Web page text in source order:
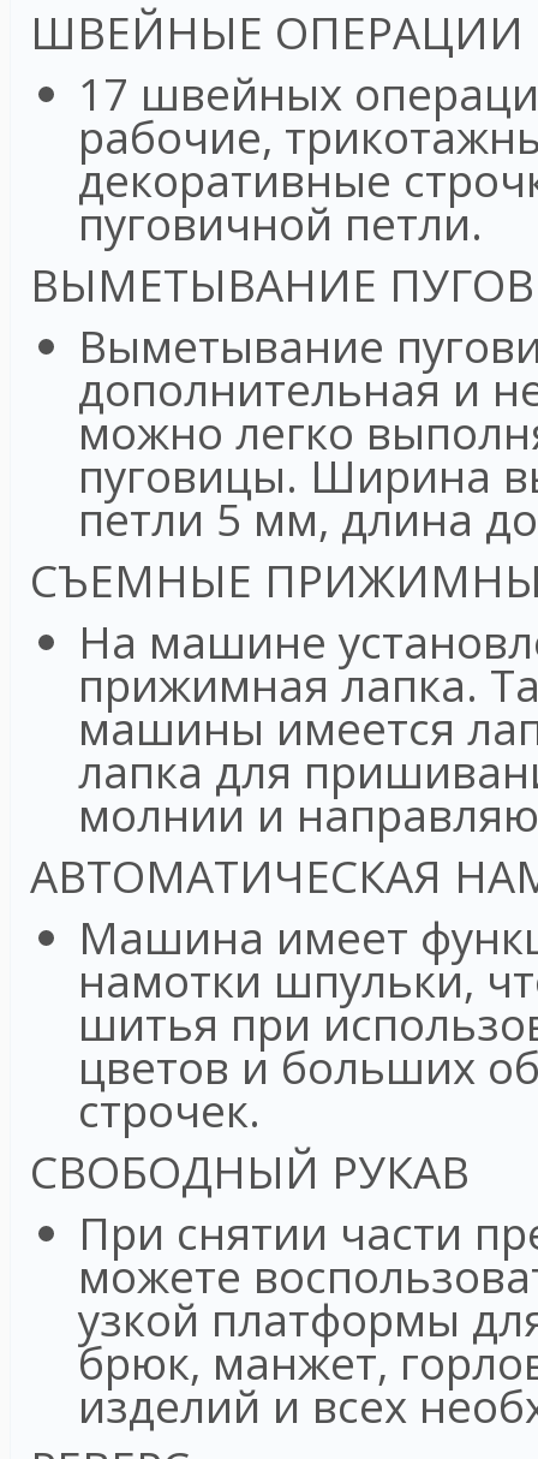
ШВЕЙНЫЕ ОПЕРАЦИИ
17 швейных
рабочие,
декоративные
пуговичной петли.
ВЫМЕТЫВАНИЕ
Выметывание
дополнительная и
можно легко
пуговицы. Ширина
петли 5 мм, длина
СЪЕМНЫЕ
На машине
прижимная лапка.
машины имеется
лапка для
молнии и
АВТОМАТИЧЕСКАЯ
Машина имеет
намотки шпульки,
шитья при
цветов и больших
строчек.
СВОБОДНЫЙ РУКАВ
При снятии части
можете
узкой платформы
брюк, манжет,
изделий и всех